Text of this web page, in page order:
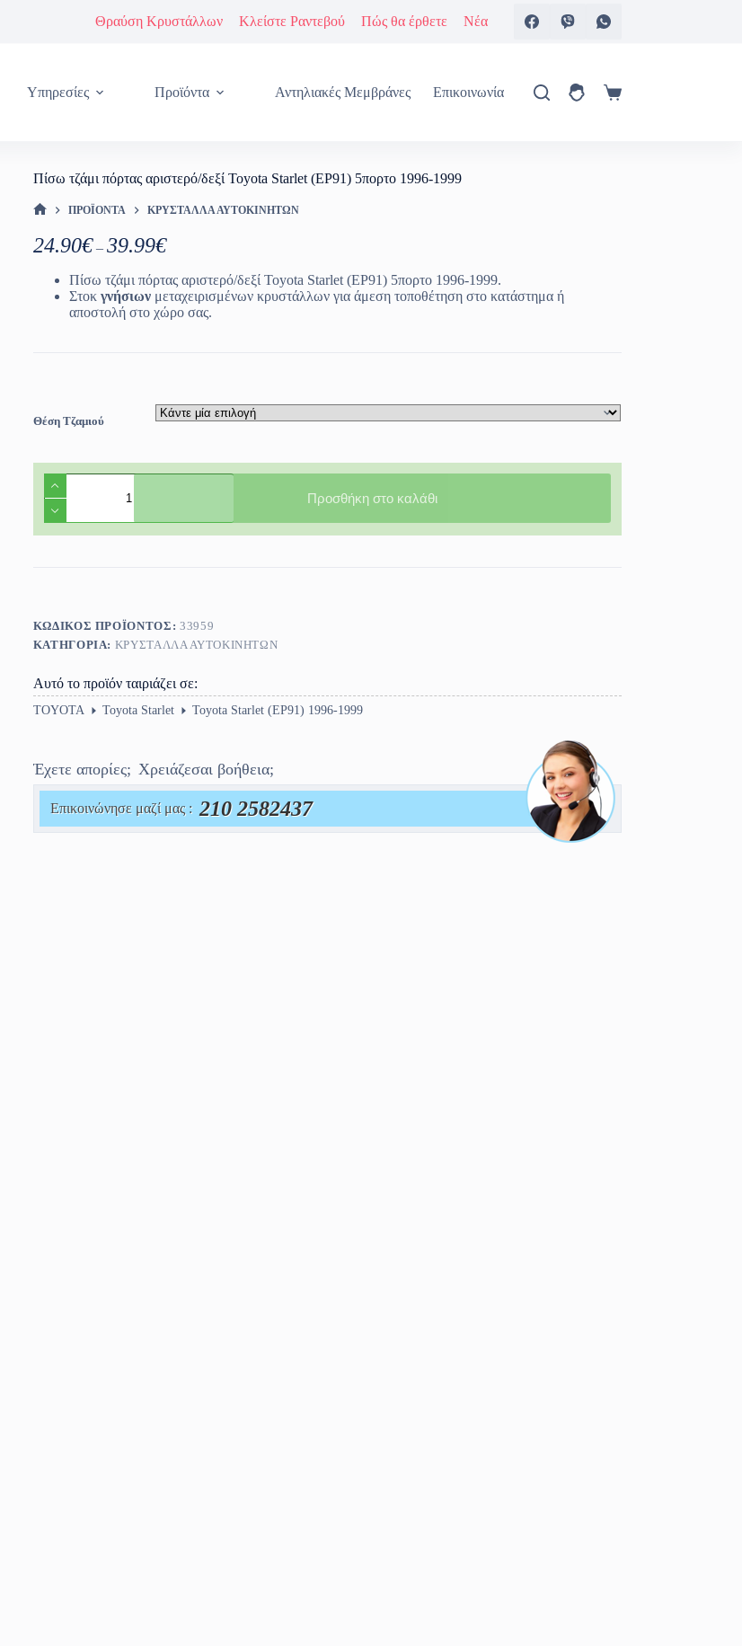
Θραύση Κρυστάλλων Κλείστε Ραντεβού Πώς θα έρθετε Νέα
Υπηρεσίες Προϊόντα Αντηλιακές Μεμβράνες Επικοινωνία
Καλάθι
Πίσω τζάμι πόρτας αριστερό/δεξί Toyota Starlet (EP91) 5πορτο 1996-1999
ΠΡΟΪΌΝΤΑ ΚΡΎΣΤΑΛΛΑ ΑΥΤΟΚΙΝΉΤΩΝ
24.90€ – 39.99€Price
range:
through
39.99€
Πίσω τζάμι πόρτας αριστερό/δεξί Toyota Starlet (EP91) 5πορτο 1996-1999.
Στοκ γνήσιωνμεταχειρισμένων κρυστάλλων για άμεση τοποθέτηση στο κατάστημα ή
αποστολή στο χώρο σας.
Θέση Τζαμιού
τζάμι
πόρτας
αριστερό/
1999
ποσότητα
Προσθήκη στο καλάθι
ΚΩΔΙΚΌΣ ΠΡΟΪΌΝΤΟΣ: 33959
ΚΑΤΗΓΟΡΊΑ: ΚΡΎΣΤΑΛΛΑ ΑΥΤΟΚΙΝΉΤΩΝ
Αυτό το προϊόν ταιριάζει σε:
TOYOTA Toyota Starlet Toyota Starlet (EP91) 1996-1999
Έχετε απορίες; Χρειάζεσαι βοήθεια;
Επικοινώνησε μαζί μας : 210 2582437